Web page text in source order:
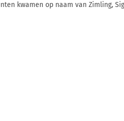
kwamen op naam van Zimling,